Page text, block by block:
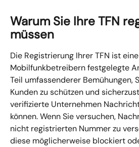
Warum Sie Ihre TFN
müssen
Die Registrierung Ihrer TFN ist
Mobilfunkbetreibern festgelegte
Teil umfassenderer Bemühungen,
Kunden zu schützen und
verifizierte Unternehmen
können. Wenn Sie versuchen,
nicht registrierten Nummer zu
diese möglicherweise blockiert